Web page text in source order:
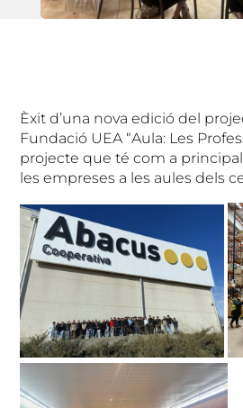
Èxit d’una nova edició del
Fundació UEA “Aula: Les
projecte que té com a
les empreses a les aules dels